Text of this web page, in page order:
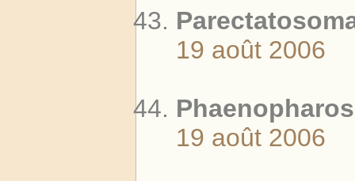
19 août 2006
19 août 2006